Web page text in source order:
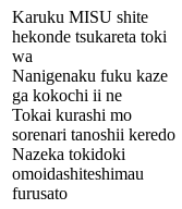
Karuku MISU shite
hekonde tsukareta toki
wa
Nanigenaku fuku kaze
ga kokochi ii ne
Tokai kurashi mo
sorenari tanoshii keredo
Nazeka tokidoki
omoidashiteshimau
furusato